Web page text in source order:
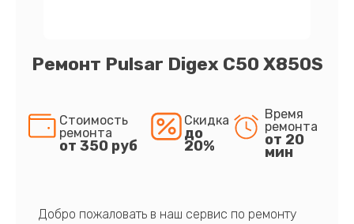
Ремонт Pulsar Digex C50 X850S
Стоимость
ремонта
от 350 руб
Скидка
до
20%
Время
ремонта
от 20
мин
Добро пожаловать в наш сервис по ремонту